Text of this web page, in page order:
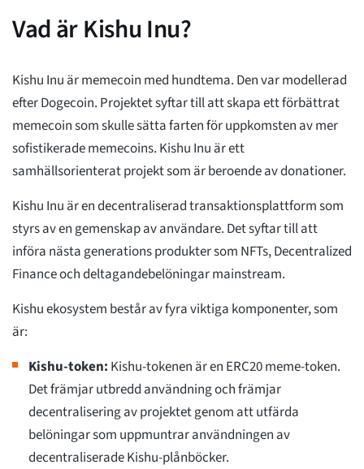
Vad är Kishu Inu?
Kishu Inu är memecoin med hundtema. Den var modellerad
efter Dogecoin. Projektet syftar till att skapa ett förbättrat
memecoin som skulle sätta farten för uppkomsten av mer
sofistikerade memecoins. Kishu Inu är ett
samhällsorienterat projekt som är beroende av donationer.
Kishu Inu är en decentraliserad transaktionsplattform som
styrs av en gemenskap av användare. Det syftar till att
införa nästa generations produkter som NFTs, Decentralized
Finance och deltagandebelöningar mainstream.
Kishu ekosystem består av fyra viktiga komponenter, som
är:
Kishu-token: Kishu-tokenen är en ERC20 meme-token.
Det främjar utbredd användning och främjar
decentralisering av projektet genom att utfärda
belöningar som uppmuntrar användningen av
decentraliserade Kishu-plånböcker.